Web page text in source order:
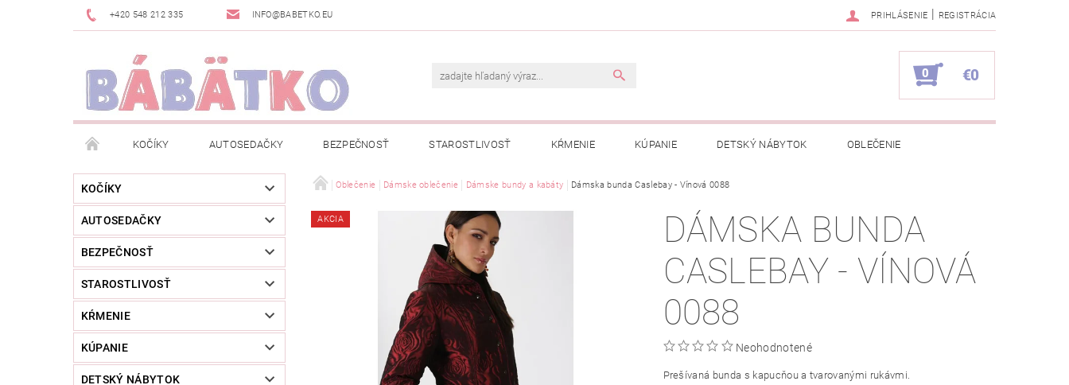
+420 548 212 335 INFO@BABETKO.EU PRIHLÁSENIE | REGISTRÁCIA
0 €0
KOČÍKY AUTOSEDAČKY BEZPEČNOSŤ STAROSTLIVOSŤ KŔMENIE KÚPANIE DETSKÝ NÁBYTOK OBLEČENIE
DOGSPACE POSLEDNÁ ŠANCA OBCHODNÉ PODMIENKY OCHRANA OSOBNÝCH ÚDAJOV
NOVINKY MOJA OBJEDNÁVKA
KOČÍKY
AUTOSEDAČKY
BEZPEČNOSŤ
STAROSTLIVOSŤ
KŔMENIE
KÚPANIE
DETSKÝ NÁBYTOK
Oblečenie Dámske oblečenie Dámske bundy a kabáty Dámska bunda Caslebay - Vínová 0088
AKCIA
DÁMSKA BUNDA
CASLEBAY - VÍNOVÁ
0088
Neohodnotené
Prešívaná bunda s kapucňou a tvarovanými rukávmi.